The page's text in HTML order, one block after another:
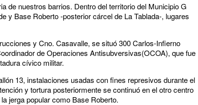
de nuestros barrios. Dentro del territorio del Municipio G
y Base Roberto -posterior cárcel de La Tablada-, lugares
y Cno. Casavalle, se situó 300 Carlos-Infierno
de Operaciones Antisubversivas(OCOA), que fue
cívico militar.
13, instalaciones usadas con fines represivos durante el
y tortura posteriormente se continuó en el otro centro
jerga popular como Base Roberto.